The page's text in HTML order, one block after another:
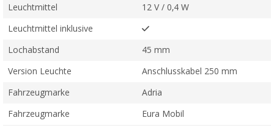
Leuchtmittel 12 V / 0,4 W
Leuchtmittel inklusive
Lochabstand 45 mm
Version Leuchte Anschlusskabel 250 mm
Fahrzeugmarke Adria
Fahrzeugmarke Eura Mobil